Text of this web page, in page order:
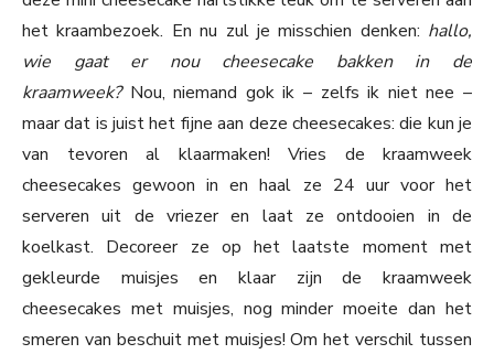
het kraambezoek. En nu zul je misschien denken: hallo,
wie gaat er nou cheesecake bakken in de
kraamweek? Nou, niemand gok ik – zelfs ik niet nee –
maar dat is juist het fijne aan deze cheesecakes: die kun je
van tevoren al klaarmaken! Vries de kraamweek
cheesecakes gewoon in en haal ze 24 uur voor het
serveren uit de vriezer en laat ze ontdooien in de
koelkast. Decoreer ze op het laatste moment met
gekleurde muisjes en klaar zijn de kraamweek
cheesecakes met muisjes, nog minder moeite dan het
smeren van beschuit met muisjes! Om het verschil tussen